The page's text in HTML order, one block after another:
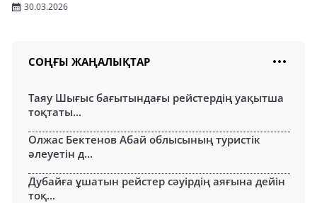
30.03.2026
СОҢҒЫ ЖАҢАЛЫҚТАР
Таяу Шығыс бағытындағы рейстердің уақытша
тоқтаты...
Олжас Бектенов Абай облысының туристік
әлеуетін д...
Дубайға ұшатын рейстер сәуірдің аяғына дейін
тоқ...